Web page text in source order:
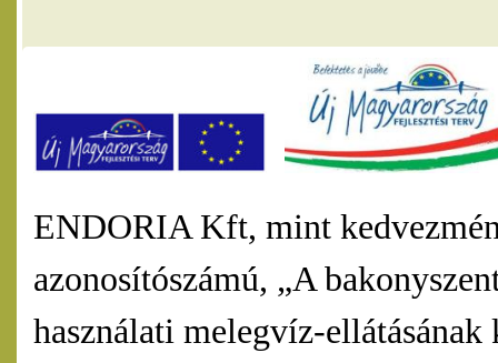
ENDORIA Kft, mint
azonosítószámú, „A
használati melegvíz-